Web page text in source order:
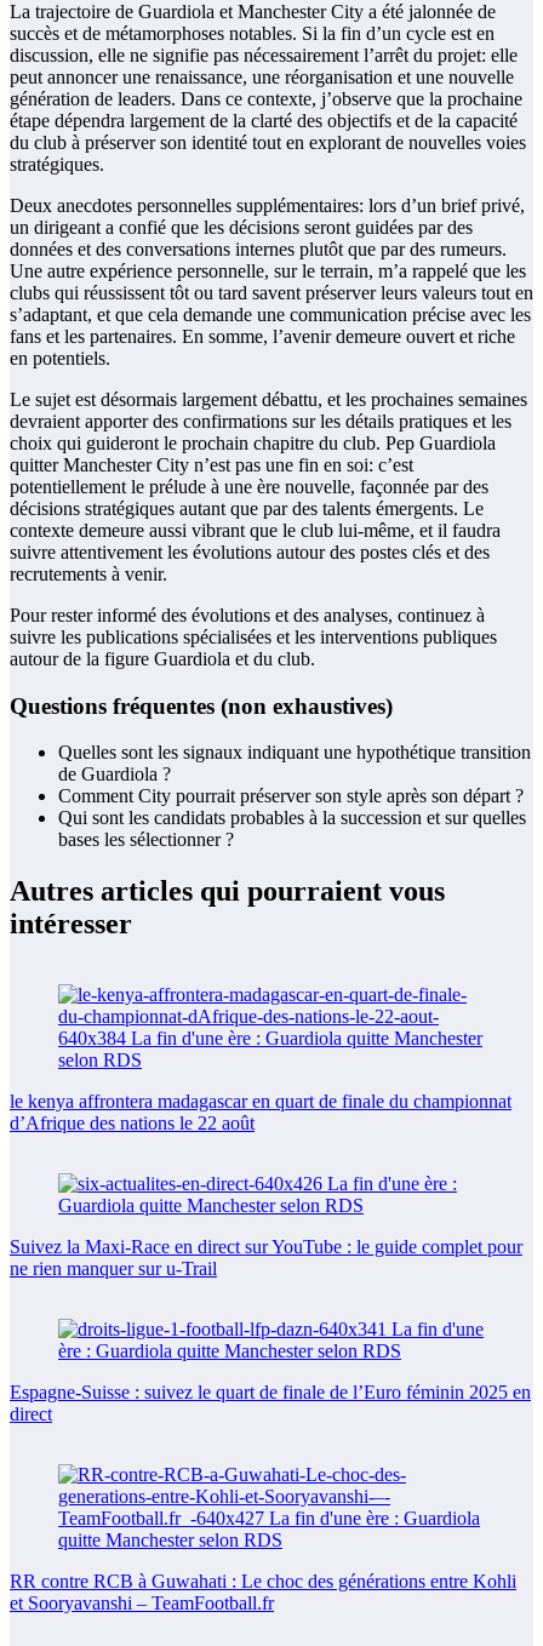
La trajectoire de Guardiola et Manchester City a été jalonnée de
succès et de métamorphoses notables. Si la fin d’un cycle est en
discussion, elle ne signifie pas nécessairement l’arrêt du projet: elle
peut annoncer une renaissance, une réorganisation et une nouvelle
génération de leaders. Dans ce contexte, j’observe que la prochaine
étape dépendra largement de la clarté des objectifs et de la capacité
du club à préserver son identité tout en explorant de nouvelles voies
stratégiques.
Deux anecdotes personnelles supplémentaires: lors d’un brief privé,
un dirigeant a confié que les décisions seront guidées par des
données et des conversations internes plutôt que par des rumeurs.
Une autre expérience personnelle, sur le terrain, m’a rappelé que les
clubs qui réussissent tôt ou tard savent préserver leurs valeurs tout en
s’adaptant, et que cela demande une communication précise avec les
fans et les partenaires. En somme, l’avenir demeure ouvert et riche
en potentiels.
Le sujet est désormais largement débattu, et les prochaines semaines
devraient apporter des confirmations sur les détails pratiques et les
choix qui guideront le prochain chapitre du club. Pep Guardiola
quitter Manchester City n’est pas une fin en soi: c’est
potentiellement le prélude à une ère nouvelle, façonnée par des
décisions stratégiques autant que par des talents émergents. Le
contexte demeure aussi vibrant que le club lui-même, et il faudra
suivre attentivement les évolutions autour des postes clés et des
recrutements à venir.
Pour rester informé des évolutions et des analyses, continuez à
suivre les publications spécialisées et les interventions publiques
autour de la figure Guardiola et du club.
Questions fréquentes (non exhaustives)
Quelles sont les signaux indiquant une hypothétique transition
de Guardiola ?
Comment City pourrait préserver son style après son départ ?
Qui sont les candidats probables à la succession et sur quelles
bases les sélectionner ?
Autres articles qui pourraient vous
intéresser
le kenya affrontera madagascar en quart de finale du championnat
d’Afrique des nations le 22 août
Suivez la Maxi-Race en direct sur YouTube : le guide complet pour
ne rien manquer sur u-Trail
Espagne-Suisse : suivez le quart de finale de l’Euro féminin 2025 en
direct
RR contre RCB à Guwahati : Le choc des générations entre Kohli
et Sooryavanshi – TeamFootball.fr